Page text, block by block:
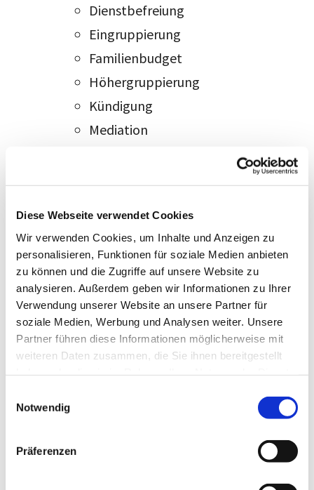
Diese Webseite verwendet Cookies
Wir verwenden Cookies, um Inhalte und Anzeigen zu
personalisieren, Funktionen für soziale Medien anbieten
zu können und die Zugriffe auf unsere Website zu
analysieren. Außerdem geben wir Informationen zu Ihrer
Verwendung unserer Website an unsere Partner für
soziale Medien, Werbung und Analysen weiter. Unsere
Partner führen diese Informationen möglicherweise mit
weiteren Daten zusammen, die Sie ihnen bereitgestellt
Notwendig
Präferenzen
Dienstbefreiung
Eingruppierung
Familienbudget
Höhergruppierung
Kündigung
Mediation
Die Mitarbeitervertretung im Dekanat